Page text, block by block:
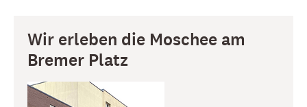
Wir erleben die Moschee am
Bremer Platz